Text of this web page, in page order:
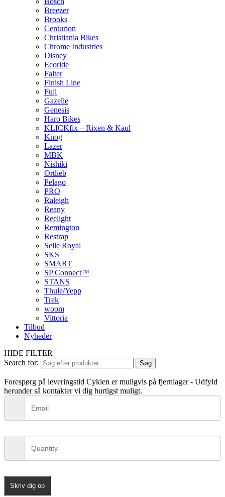
Breezer
Brooks
Centurion
Christiania Bikes
Chrome Industries
Disney
Ecoride
Falter
Finish Line
Fuji
Gazelle
Genesis
Haro Bikes
KLICKfix – Rixen & Kaul
Knog
Lazer
MBK
Nishiki
Ortlieb
Pelago
PRO
Raleigh
Reany
Reelight
Remington
Restrap
Selle Royal
SKS
SMART
SP Connect™
STANS
Thule/Yepp
Trek
woom
Vittoria
Tilbud
Nyheder
HIDE FILTER
Search for:
Søg
Forespørg på leveringstid Cyklen er muligvis på fjernlager - Udfyld
herunder så kontakter vi dig hurtigst muligt.
Skriv dig op